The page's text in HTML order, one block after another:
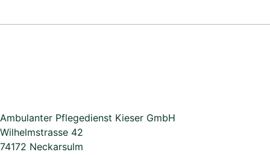
Ambulanter Pflegedienst Kieser GmbH
Wilhelmstrasse 42
74172 Neckarsulm